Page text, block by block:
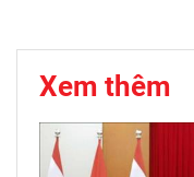
Xem thêm